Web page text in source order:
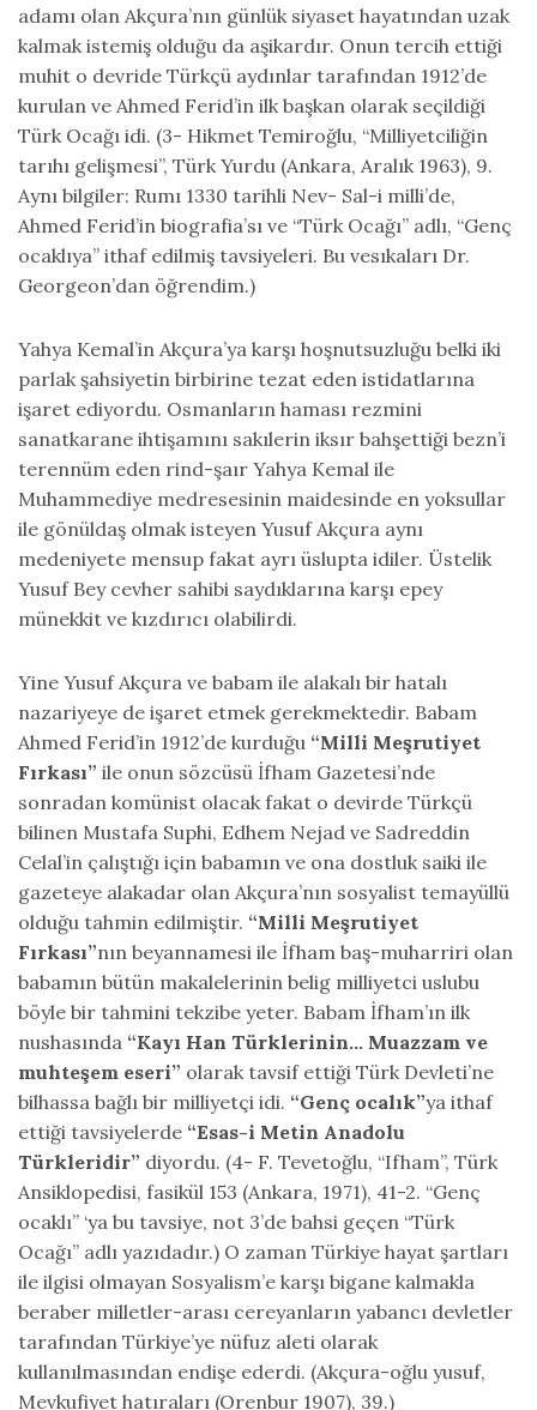
adamı olan Akçura’nın günlük siyaset hayatından uzak
kalmak istemiş olduğu da aşikardır. Onun tercih ettiği
muhit o devride Türkçü aydınlar tarafından 1912’de
kurulan ve Ahmed Ferid’in ilk başkan olarak seçildiği
Türk Ocağı idi. (3- Hikmet Temiroğlu, “Milliyetciliğin
tarıhı gelişmesi”, Türk Yurdu (Ankara, Aralık 1963), 9.
Aynı bilgiler: Rumı 1330 tarihli Nev- Sal-i milli’de,
Ahmed Ferid’in biografia’sı ve “Türk Ocağı” adlı, “Genç
ocaklıya” ithaf edilmiş tavsiyeleri. Bu vesıkaları Dr.
Georgeon’dan öğrendim.)
Yahya Kemal’in Akçura’ya karşı hoşnutsuzluğu belki iki
parlak şahsiyetin birbirine tezat eden istidatlarına
işaret ediyordu. Osmanların haması rezmini
sanatkarane ihtişamını sakılerin iksır bahşettiği bezn’i
terennüm eden rind-şaır Yahya Kemal ile
Muhammediye medresesinin maidesinde en yoksullar
ile gönüldaş olmak isteyen Yusuf Akçura aynı
medeniyete mensup fakat ayrı üslupta idiler. Üstelik
Yusuf Bey cevher sahibi saydıklarına karşı epey
münekkit ve kızdırıcı olabilirdi.
Yine Yusuf Akçura ve babam ile alakalı bir hatalı
nazariyeye de işaret etmek gerekmektedir. Babam
Ahmed Ferid’in 1912’de kurduğu “Milli Meşrutiyet
Fırkası” ile onun sözcüsü İfham Gazetesi’nde
sonradan komünist olacak fakat o devirde Türkçü
bilinen Mustafa Suphi, Edhem Nejad ve Sadreddin
Celal’in çalıştığı için babamın ve ona dostluk saiki ile
gazeteye alakadar olan Akçura’nın sosyalist temayüllü
olduğu tahmin edilmiştir. “Milli Meşrutiyet
Fırkası”nın beyannamesi ile İfham baş-muharriri olan
babamın bütün makalelerinin belig milliyetci uslubu
böyle bir tahmini tekzibe yeter. Babam İfham’ın ilk
nushasında “Kayı Han Türklerinin… Muazzam ve
muhteşem eseri” olarak tavsif ettiği Türk Devleti’ne
bilhassa bağlı bir milliyetçi idi. “Genç ocalık”ya ithaf
ettiği tavsiyelerde “Esas-i Metin Anadolu
Türkleridir” diyordu. (4- F. Tevetoğlu, “Ifham”, Türk
Ansiklopedisi, fasikül 153 (Ankara, 1971), 41-2. “Genç
ocaklı” ‘ya bu tavsiye, not 3’de bahsi geçen “Türk
Ocağı” adlı yazıdadır.) O zaman Türkiye hayat şartları
ile ilgisi olmayan Sosyalism’e karşı bigane kalmakla
beraber milletler-arası cereyanların yabancı devletler
tarafından Türkiye’ye nüfuz aleti olarak
kullanılmasından endişe ederdi. (Akçura-oğlu yusuf,
Mevkufiyet hatıraları (Orenbur 1907), 39.)